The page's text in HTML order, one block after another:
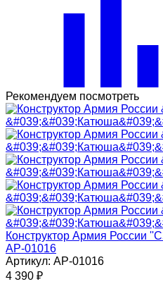
Рекомендуем посмотреть
Конструктор Армия России
АР-01016
Артикул: АР-01016
4 390 ₽